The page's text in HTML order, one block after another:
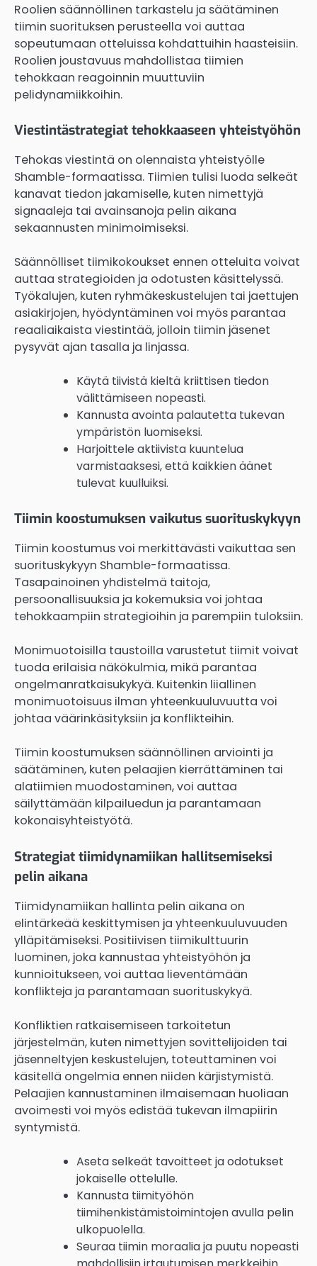
Roolien säännöllinen tarkastelu ja säätäminen
tiimin suorituksen perusteella voi auttaa
sopeutumaan otteluissa kohdattuihin haasteisiin.
Roolien joustavuus mahdollistaa tiimien
tehokkaan reagoinnin muuttuviin
pelidynamiikkoihin.
Viestintästrategiat tehokkaaseen yhteistyöhön
Tehokas viestintä on olennaista yhteistyölle
Shamble-formaatissa. Tiimien tulisi luoda selkeät
kanavat tiedon jakamiselle, kuten nimettyjä
signaaleja tai avainsanoja pelin aikana
sekaannusten minimoimiseksi.
Säännölliset tiimikokoukset ennen otteluita voivat
auttaa strategioiden ja odotusten käsittelyssä.
Työkalujen, kuten ryhmäkeskustelujen tai jaettujen
asiakirjojen, hyödyntäminen voi myös parantaa
reaaliaikaista viestintää, jolloin tiimin jäsenet
pysyvät ajan tasalla ja linjassa.
Käytä tiivistä kieltä kriittisen tiedon
välittämiseen nopeasti.
Kannusta avointa palautetta tukevan
ympäristön luomiseksi.
Harjoittele aktiivista kuuntelua
varmistaaksesi, että kaikkien äänet
tulevat kuulluiksi.
Tiimin koostumuksen vaikutus suorituskykyyn
Tiimin koostumus voi merkittävästi vaikuttaa sen
suorituskykyyn Shamble-formaatissa.
Tasapainoinen yhdistelmä taitoja,
persoonallisuuksia ja kokemuksia voi johtaa
tehokkaampiin strategioihin ja parempiin tuloksiin.
Monimuotoisilla taustoilla varustetut tiimit voivat
tuoda erilaisia näkökulmia, mikä parantaa
ongelmanratkaisukykyä. Kuitenkin liiallinen
monimuotoisuus ilman yhteenkuuluvuutta voi
johtaa väärinkäsityksiin ja konflikteihin.
Tiimin koostumuksen säännöllinen arviointi ja
säätäminen, kuten pelaajien kierrättäminen tai
alatiimien muodostaminen, voi auttaa
säilyttämään kilpailuedun ja parantamaan
kokonaisyhteistyötä.
Strategiat tiimidynamiikan hallitsemiseksi
pelin aikana
Tiimidynamiikan hallinta pelin aikana on
elintärkeää keskittymisen ja yhteenkuuluvuuden
ylläpitämiseksi. Positiivisen tiimikulttuurin
luominen, joka kannustaa yhteistyöhön ja
kunnioitukseen, voi auttaa lieventämään
konflikteja ja parantamaan suorituskykyä.
Konfliktien ratkaisemiseen tarkoitetun
järjestelmän, kuten nimettyjen sovittelijoiden tai
jäsenneltyjen keskustelujen, toteuttaminen voi
käsitellä ongelmia ennen niiden kärjistymistä.
Pelaajien kannustaminen ilmaisemaan huoliaan
avoimesti voi myös edistää tukevan ilmapiirin
syntymistä.
Aseta selkeät tavoitteet ja odotukset
jokaiselle ottelulle.
Kannusta tiimityöhön
tiimihenkistämistoimintojen avulla pelin
ulkopuolella.
Seuraa tiimin moraalia ja puutu nopeasti